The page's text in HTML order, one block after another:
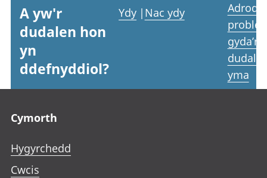
A yw'r
dudalen hon
yn
ddefnyddiol?
Ydy | Nac ydy
Adrodd
gyda’r
yma
Cymorth
Hygyrchedd
Cwcis